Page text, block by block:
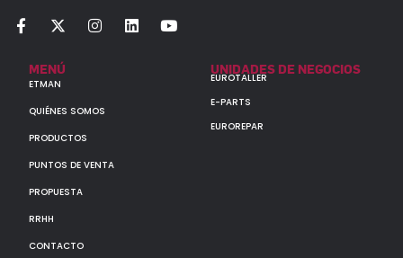
MENÚ
ETMAN
QUIÉNES SOMOS
PRODUCTOS
PUNTOS DE VENTA
PROPUESTA
RRHH
CONTACTO
UNIDADES DE NEGOCIOS
EUROTALLER
E-PARTS
EUROREPAR